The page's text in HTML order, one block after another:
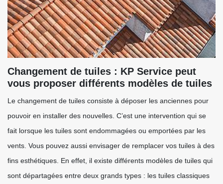
Changement de tuiles : KP Service peut
vous proposer différents modèles de tuiles
Le changement de tuiles consiste à déposer les anciennes pour
pouvoir en installer des nouvelles. C’est une intervention qui se
fait lorsque les tuiles sont endommagées ou emportées par les
vents. Vous pouvez aussi envisager de remplacer vos tuiles à des
fins esthétiques. En effet, il existe différents modèles de tuiles qui
sont départagées entre deux grands types : les tuiles classiques